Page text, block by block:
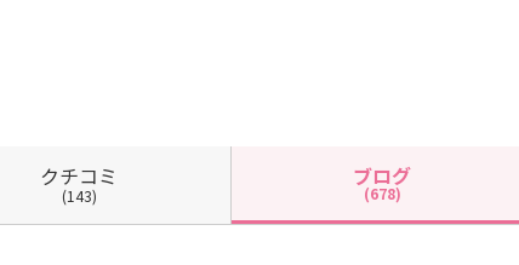
クチコミ
(143)
ブログ
(678)